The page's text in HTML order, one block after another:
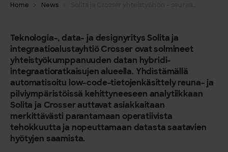
Home News
Teknologia-, data- ja designyritys Solita ja
integraatioalustayhtiö Crosser ovat solmineet
yhteistyökumppanuuden datan hybridi-
integraatioratkaisujen alueella. Yhdistämällä
automatisoitu low-code-tietojenkäsittely reuna- ja
pilviympäristöissä kehittyneeseen analytiikkaan
Solita ja Crosser auttavat asiakkaitaan
merkittävästi parantamaan operatiivista
tehokkuutta ja nopeuttamaan datasta saatavien
hyötyjen saamista.